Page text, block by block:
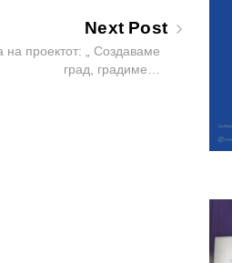
Next Post
на проектот: „ Создаваме
град, градиме…